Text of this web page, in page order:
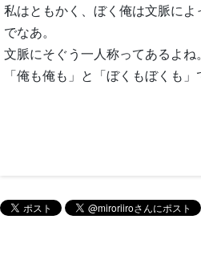
私はともかく、ぼく俺は文脈に
でなあ。
文脈にそぐう一人称ってあるよね
「俺も俺も」と「ぼくもぼくも」